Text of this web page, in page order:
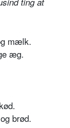
mælk.
æg.
brød.